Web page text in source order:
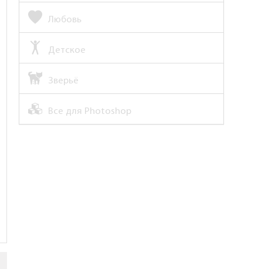
Любовь
Детское
Зверьё
Все для Photoshop